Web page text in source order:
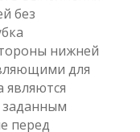
без
нижней
для
являются
перед